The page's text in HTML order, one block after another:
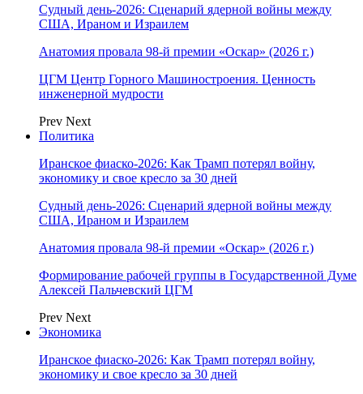
Судный день-2026: Сценарий ядерной войны между
США, Ираном и Израилем
Анатомия провала 98-й премии «Оскар» (2026 г.)
ЦГМ Центр Горного Машиностроения. Ценность
инженерной мудрости
Prev Next
Политика
Иранское фиаско-2026: Как Трамп потерял войну,
экономику и свое кресло за 30 дней
Судный день-2026: Сценарий ядерной войны между
США, Ираном и Израилем
Анатомия провала 98-й премии «Оскар» (2026 г.)
Формирование рабочей группы в Государственной Думе
Алексей Пальчевский ЦГМ
Prev Next
Экономика
Иранское фиаско-2026: Как Трамп потерял войну,
экономику и свое кресло за 30 дней